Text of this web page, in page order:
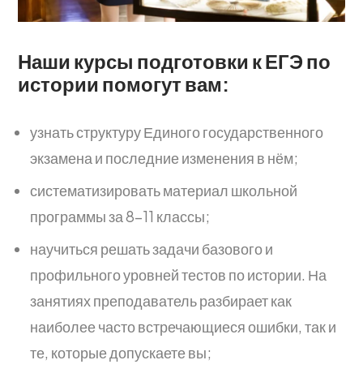
Наши курсы подготовки к ЕГЭ по
истории помогут вам:
узнать структуру Единого государственного
экзамена и последние изменения в нём;
систематизировать материал школьной
программы за 8–11 классы;
научиться решать задачи базового и
профильного уровней тестов по истории. На
занятиях преподаватель разбирает как
наиболее часто встречающиеся ошибки, так и
те, которые допускаете вы;